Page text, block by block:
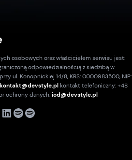
osobowych oraz właścicielem serwisu jest:
odpowiedzialnością z siedzibą w
ul. Konopnickiej 14/8, KRS: 0000983500, NIP:
kontakt@devstyle.plkontakt telefoniczny: +48
ochrony danych:iod@devstyle.pl